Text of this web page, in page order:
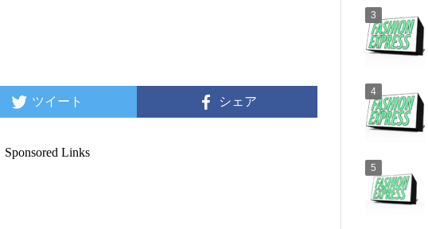
ツイート シェア
Sponsored Links